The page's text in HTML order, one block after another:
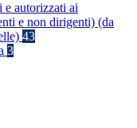
autorizzati ai
e non dirigenti) (da
43
3